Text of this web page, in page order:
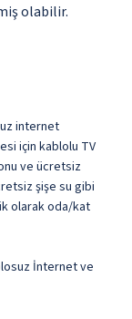
olabilir.
internet
için kablolu TV
ve ücretsiz
şişe su gibi
olarak oda/kat
İnternet ve